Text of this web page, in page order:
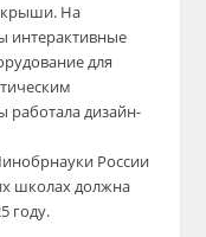
крыши. На
интерактивные
для
работала дизайн-
России
школах должна
году.